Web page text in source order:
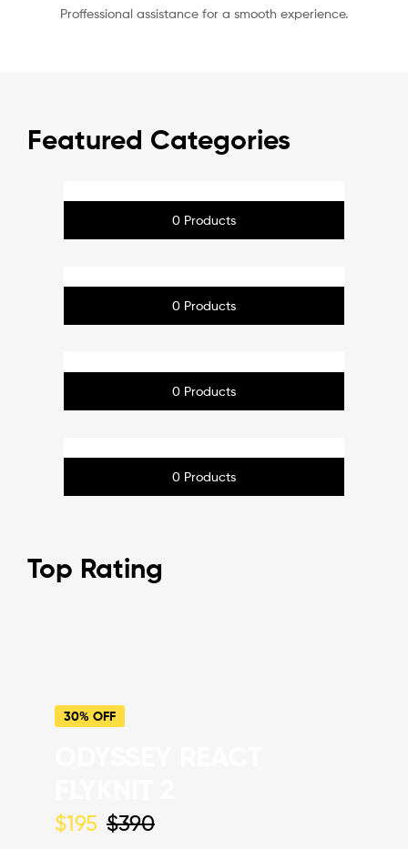
Proffessional assistance for a smooth experience.
Featured Categories
0 Products
0 Products
0 Products
0 Products
Top Rating
30% OFF
$195 $390